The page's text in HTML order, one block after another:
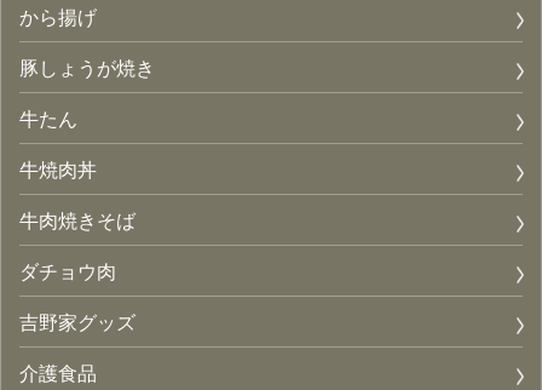
から揚げ
豚しょうが焼き
牛たん
牛焼肉丼
牛肉焼きそば
ダチョウ肉
吉野家グッズ
介護食品